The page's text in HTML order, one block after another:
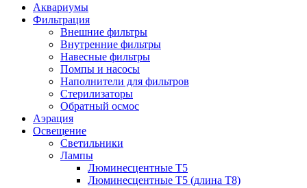
Аквариумы
Фильтрация
Внешние фильтры
Внутренние фильтры
Навесные фильтры
Помпы и насосы
Наполнители для фильтров
Стерилизаторы
Обратный осмос
Аэрация
Освещение
Светильники
Лампы
Люминесцентные T5
Люминесцентные T5 (длина T8)